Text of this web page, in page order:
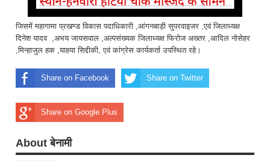
जिसमें महागामा प्रखण्ड विकास पदाधिकारी ,आंगनबाड़ी सुपरवाइजर ,एवं जिलाध्यक्ष
दिनेश यादव ,अभय जायसवाल ,अल्पसंख्यक जिलाध्यक्ष फिरोज अख्तर ,आदिल नोसेहर
,मिन्हाजुल हक ,याहया सिद्दीकी, एवं कांग्रेस कार्यकर्ता उपस्थित रहे।
Share on Facebook Share on Twitter
Share on Google Plus
About बेनामी